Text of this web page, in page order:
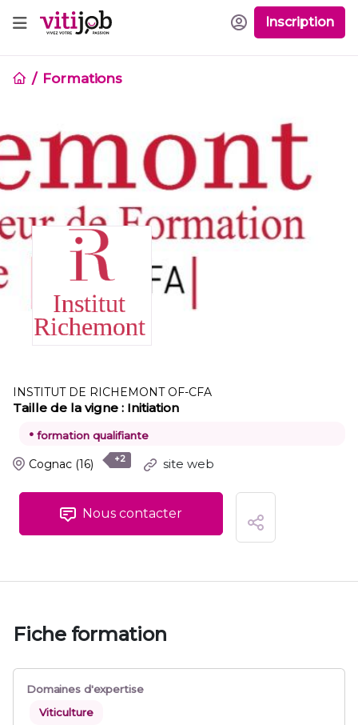
Inscription
Formations
INSTITUT DE RICHEMONT OF-CFA
Taille de la vigne : Initiation
• formation qualifiante
Cognac (16) +2 site web
Nous contacter
Fiche formation
Domaines d'expertise
Viticulture